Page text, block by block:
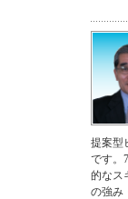
提案型
です。
的なス
の強み